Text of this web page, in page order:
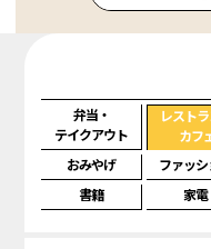
弁当・
テイクアウト
レストラ
カフ
おみやげ ファッ
書籍
家電